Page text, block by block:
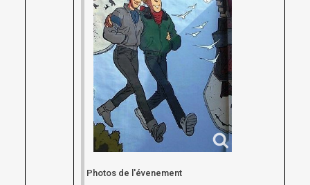
Photos de l'évenement